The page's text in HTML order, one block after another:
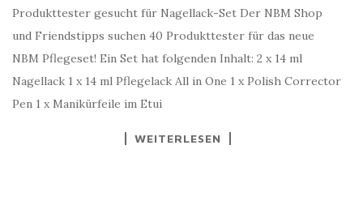
Produkttester gesucht für Nagellack-Set Der NBM Shop
und Friendstipps suchen 40 Produkttester für das neue
NBM Pflegeset! Ein Set hat folgenden Inhalt: 2 x 14 ml
Nagellack 1 x 14 ml Pflegelack All in One 1 x Polish Corrector
Pen 1 x Manikürfeile im Etui
WEITERLESEN